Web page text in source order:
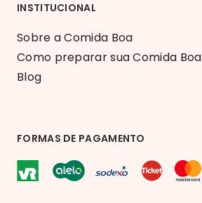
INSTITUCIONAL
Sobre a Comida Boa
Como preparar sua Comida Boa
Blog
FORMAS DE PAGAMENTO